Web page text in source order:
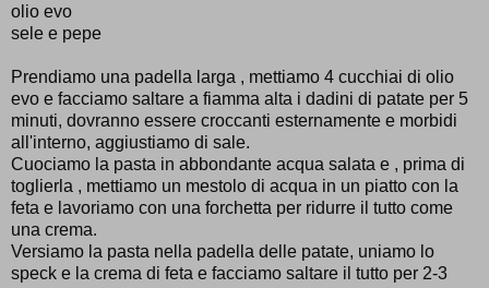
olio evo
sele e pepe
Prendiamo una padella larga , mettiamo 4 cucchiai di olio
evo e facciamo saltare a fiamma alta i dadini di patate per 5
minuti, dovranno essere croccanti esternamente e morbidi
all'interno, aggiustiamo di sale.
Cuociamo la pasta in abbondante acqua salata e , prima di
toglierla , mettiamo un mestolo di acqua in un piatto con la
feta e lavoriamo con una forchetta per ridurre il tutto come
una crema.
Versiamo la pasta nella padella delle patate, uniamo lo
speck e la crema di feta e facciamo saltare il tutto per 2-3